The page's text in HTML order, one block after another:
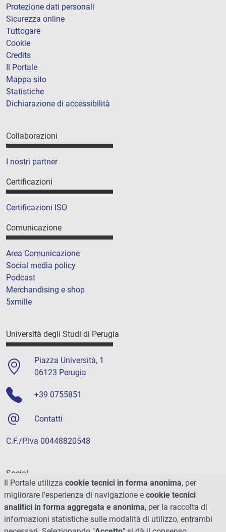
Protezione dati personali
Sicurezza online
Tuttogare
Cookie
Credits
Il Portale
Mappa sito
Statistiche
Dichiarazione di accessibilità
Collaborazioni
I nostri partner
Certificazioni
Certificazioni ISO
Comunicazione
Area Comunicazione
Social media policy
Podcast
Merchandising e shop
5xmille
Università degli Studi di Perugia
Piazza Università, 1
06123 Perugia
+39 0755851
Contatti
C.F./P.Iva 00448820548
Social
Il Portale utilizza cookie tecnici in forma anonima, per
migliorare l'esperienza di navigazione e cookie tecnici
analitici in forma aggregata e anonima, per la raccolta di
informazioni statistiche sulle modalità di utilizzo, entrambi